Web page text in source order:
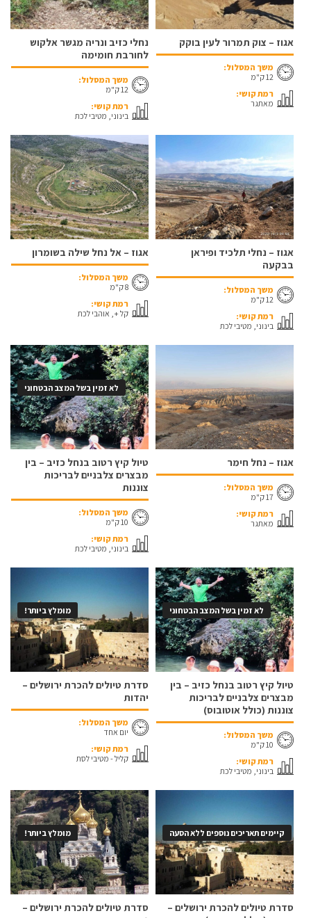
אגוז – צוק תמרור לעין בוקק
משך המסלול:
12 ק"מ
רמת קושי:
מאתגר
נחלי כזיב ונריה מגשר אלקוש
לחורבת חומימה
משך המסלול:
12 ק"מ
רמת קושי:
בינוני, מטיבי לכת
אגוז – נחלי תלכיד ופיראן
בבקעה
משך המסלול:
12 ק"מ
רמת קושי:
בינוני, מטיבי לכת
אגוז – אל נחל שילה בשומרון
משך המסלול:
8 ק"מ
רמת קושי:
קל +, אוהבי לכת
אגוז – נחל חימר
משך המסלול:
17 ק"מ
רמת קושי:
מאתגר
לא זמין בשל המצב הבטחוני
טיול קיץ רטוב בנחל כזיב – בין
מבצרים צלבניים לבריכות
צוננות
משך המסלול:
10 ק"מ
רמת קושי:
בינוני, מטיבי לכת
לא זמין בשל המצב הבטחוני
טיול קיץ רטוב בנחל כזיב – בין
מבצרים צלבניים לבריכות
צוננות (כולל אוטובוס)
משך המסלול:
10 ק"מ
רמת קושי:
בינוני, מטיבי לכת
מומלץ ביותר!
סדרת טיולים להכרת ירושלים –
יהדות
משך המסלול:
יום אחד
רמת קושי:
קליל - מטיבי לסת
קיימים תאריכים נוספים ללא הסעה
סדרת טיולים להכרת ירושלים –
מומלץ ביותר!
סדרת טיולים להכרת ירושלים –